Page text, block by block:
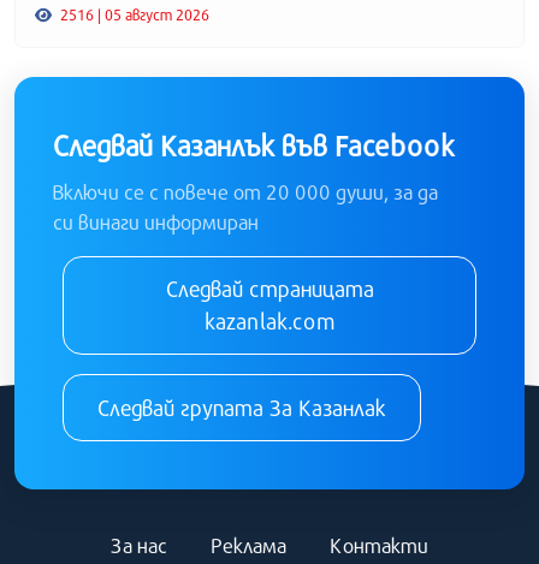
2516 | 05 август 2026
Следвай Казанлък във Facebook
Включи се с повече от 20 000 души, за да
си винаги информиран
Следвай страницата
kazanlak.com
Следвай групата За Казанлак
За нас Реклама Контакти